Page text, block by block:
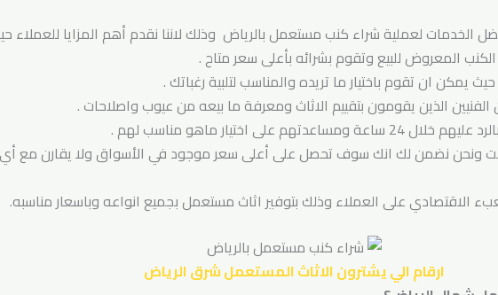
الخدمات لعملية شراء كنب مستعمل بالرياض وذلك لاننا نقدم أهم المزايا للعملاء
المعروض للبيع وتقوم بشرائه بأعلى سعر متاح .
يمكن ان تقوم باختيار ما تريده والمناسب لتلبية رغباتك .
الذين يقومون بتقييم الاثاث ومعرفة ما بيعه من عيوب واصلاحات .
على اختيار ماهو مناسب لهم .
ونحن نضمن لك انك سوف تحصل على أعلى سعر موجود في الأسواق ولا يقارن مع
على العملاء وذلك بتوفير اثاث مستعمل بجميع انواعه وباسعار مناسبه.
ارقام الي يشترون الاثاث المستعمل شرق الرياض